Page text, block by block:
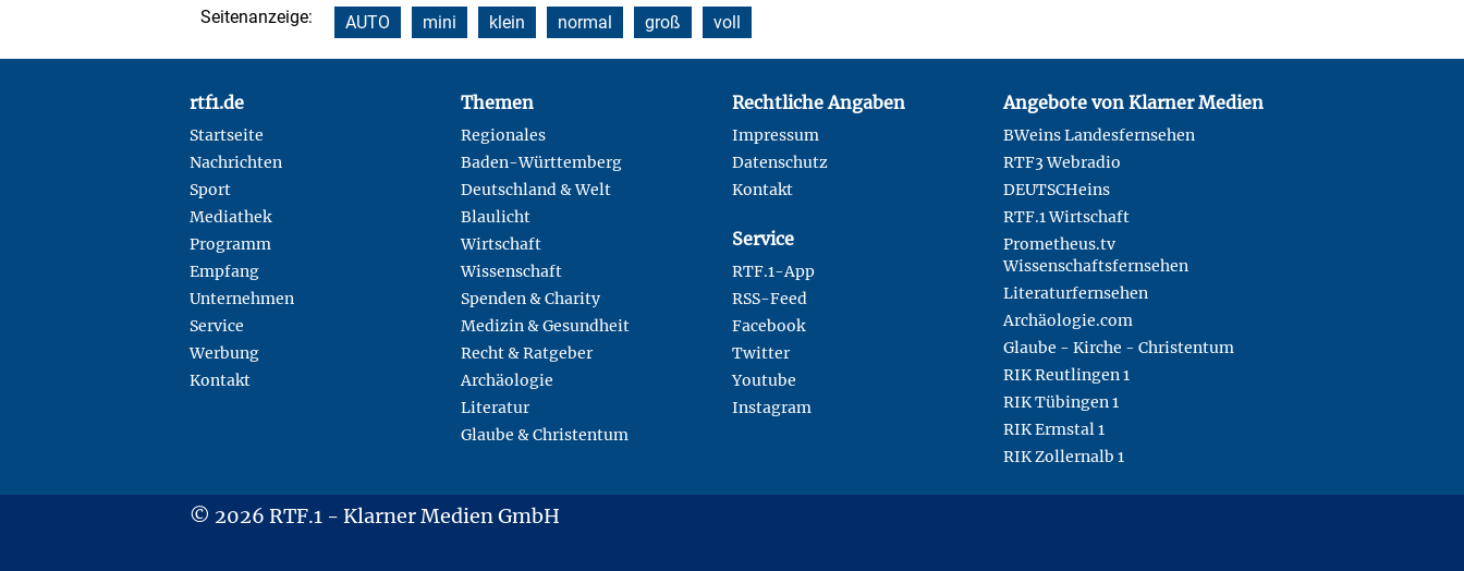
Seitenanzeige: AUTO mini klein normal groß voll
© 2026 RTF.1 - Klarner Medien GmbH
rtf1.de
Startseite
Nachrichten
Sport
Mediathek
Programm
Empfang
Unternehmen
Service
Werbung
Kontakt
Themen
Regionales
Baden-Württemberg
Deutschland & Welt
Blaulicht
Wirtschaft
Wissenschaft
Spenden & Charity
Medizin & Gesundheit
Recht & Ratgeber
Archäologie
Literatur
Glaube & Christentum
Rechtliche Angaben
Impressum
Datenschutz
Kontakt
Service
RTF.1-App
RSS-Feed
Facebook
Twitter
Youtube
Instagram
Angebote von Klarner Medien
BWeins Landesfernsehen
RTF3 Webradio
DEUTSCHeins
RTF.1 Wirtschaft
Prometheus.tv
Wissenschaftsfernsehen
Literaturfernsehen
Archäologie.com
Glaube - Kirche - Christentum
RIK Reutlingen 1
RIK Tübingen 1
RIK Ermstal 1
RIK Zollernalb 1